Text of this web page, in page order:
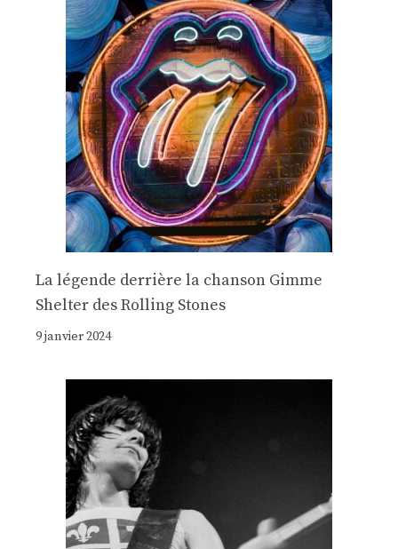
La légende derrière la chanson Gimme
Shelter des Rolling Stones
9 janvier 2024